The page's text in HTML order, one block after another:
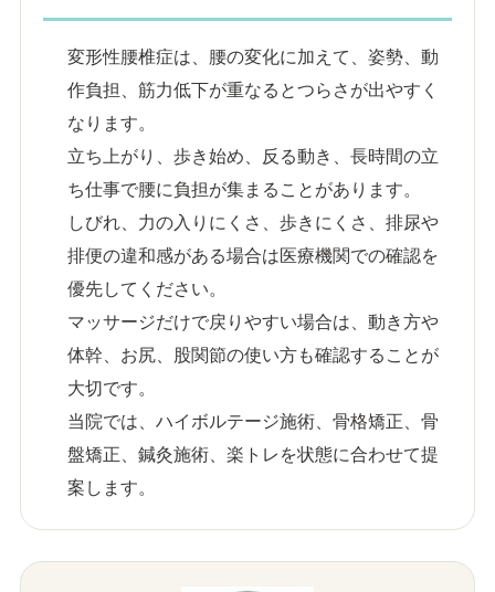
変形性腰椎症は、腰の変化に加えて、姿勢、動
作負担、筋力低下が重なるとつらさが出やすく
なります。
立ち上がり、歩き始め、反る動き、長時間の立
ち仕事で腰に負担が集まることがあります。
しびれ、力の入りにくさ、歩きにくさ、排尿や
排便の違和感がある場合は医療機関での確認を
優先してください。
マッサージだけで戻りやすい場合は、動き方や
体幹、お尻、股関節の使い方も確認することが
大切です。
当院では、ハイボルテージ施術、骨格矯正、骨
盤矯正、鍼灸施術、楽トレを状態に合わせて提
案します。